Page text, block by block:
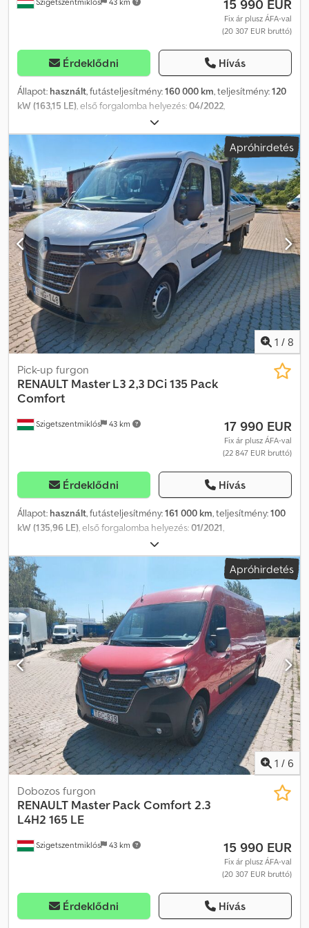
15 990 EUR
Fix ár plusz ÁFA-val
(20 307 EUR bruttó)
Érdeklődni Hívás
Állapot: használt, futásteljesítmény:160 000 km, teljesítmény:120
kW (163,15 LE), első forgalomba helyezés:04/2022,
, össztömeg:
(TÜV):04/2028, szín:piros, hajtástípus:mechanikai, kibocsátási
osztály:
, ülések száma: , raktér hossza: 4 331 mm, rakodótér
szélesség:
1 775 mm, raktérmagasság:1 826 mm, Gyártási év:
Felszereltség: ABS, elektronikus stabilitásprogram (ESP),
központi zár, légkondicionálás
, Kérjük, hívjon minket a
WhatsUp/Viber alkalmazáson keresztül is! E-mail: Crjdozqxfqopfx
Anksf A főbb felszerelések közé tartozik: Bluetooth, multimédiás
rendszer, multifunkciós kormánykerék, elektromos tükrök és
ablakok stb.
Apróhirdetés
1 / 8
Szigetszentmiklós 43 km
Pick-up furgon
RENAULT Master L3 2,3 DCi 135 Pack
Comfort
17 990 EUR
Fix ár plusz ÁFA-val
(22 847 EUR bruttó)
Érdeklődni Hívás
Állapot: használt, futásteljesítmény:161 000 km, teljesítmény:100
kW (135,96 LE) , első forgalomba helyezés:01/2021
, össztömeg:
(TÜV):12/2027, szín:fehér, hajtástípus:mechanikai, kibocsátási
osztály:
3 182 mm, rakodótér
szélesség:
, Gyártási év: , Felszereltség:ABS,
elektronikus stabilitásprogram (ESP), központi zár,
légkondicionálás
, Kérjük, hívjon minket WhatsAppon/Viberen is.
E-mail: Csdpfx Aey S Nk Njnkjrf
Apróhirdetés
1 / 6
Szigetszentmiklós 43 km
Dobozos furgon
RENAULT Master Pack Comfort 2.3
L4H2 165 LE
15 990 EUR
Fix ár plusz ÁFA-val
(20 307 EUR bruttó)
Érdeklődni Hívás